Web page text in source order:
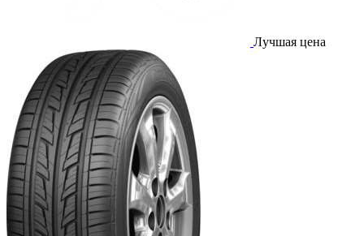
Лучшая цена